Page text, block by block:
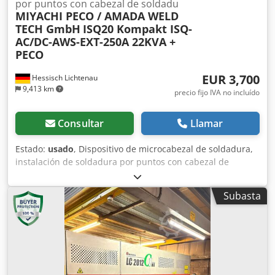
Hessisch Lichtenau
9,413 km
por puntos con cabezal de soldadu
MIYACHI PECO / AMADA WELD
TECH GmbH ISQ20 Kompakt ISQ-
AC/DC-AWS-EXT-250A 22KVA +
PECO
EUR 3,700
precio fijo IVA no incluído
Consultar Llamar
Estado: usado, Dispositivo de microcabezal de soldadura,
instalación de soldadura por puntos con cabezal de
soldadura, fuente de corriente inverter, módulo I/O,
inversor de soldadura. MIYACHI PECO / AMADA WELD TECH
GmbH tipo ISQ20 Compacto ISQ-AC/DC-AWS-EXT-250A
22KVA + PECO F160S Año de fabricación: 2011 La
instalación se compone de los siguientes componentes: -
Inversor de soldadura MIYACHI PECO tipo ISQ20 Compacto
ISQ-AC/DC-AWS-EXT-250A 22KVA con panel de control
MFT1 - Transformador de soldadura externo MIYACHI
Subasta